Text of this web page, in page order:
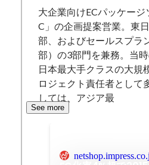
大企業向けECパッケー
C」の企画提案営業。東
部、およびセールスプラ
部）の3部門を兼務。当
日本最大手クラスの大規
ロジェクト責任者として
しては、アジア最
See more